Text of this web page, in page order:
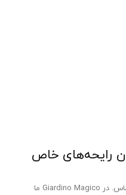
هر عطر یک داستان است، هر بو یک احساس. در Giardino Magico ما